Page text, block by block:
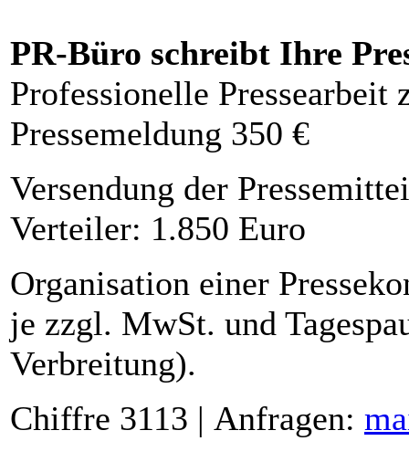
PR-Büro schreibt Ihre
Professionelle Pressearbeit
Pressemeldung 350 €
Versendung der
Verteiler: 1.850 Euro
Organisation einer
je zzgl. MwSt. und
Verbreitung).
Chiffre 3113 | Anfragen: